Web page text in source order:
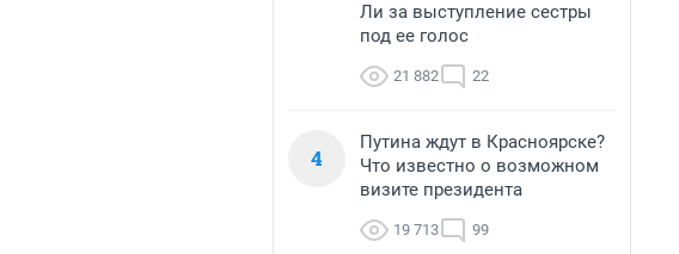
Ли за выступление сестры
под ее голос
21 882 22
4
Путина ждут в Красноярске?
Что известно о возможном
визите президента
19 713 99